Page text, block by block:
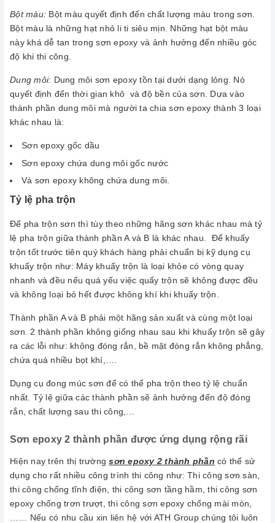
Bột màu: Bột màu quyết định đến chất lượng màu trong sơn.
Bột màu là những hạt nhỏ li ti siêu mịn. Những hạt bột màu
này khá dễ tan trong sơn epoxy và ảnh hưởng đến nhiều góc
độ khi thi công.
Dung môi: Dung môi sơn epoxy tồn tại dưới dạng lỏng. Nó
quyết định đến thời gian khô và độ bền của sơn. Dựa vào
thành phần dung môi mà người ta chia sơn epoxy thành 3 loại
khác nhau là:
Sơn epoxy gốc dầu
Sơn epoxy chứa dung môi gốc nước
Và sơn epoxy không chứa dung môi.
Tỷ lệ pha trộn
Để pha trộn sơn thì tùy theo những hãng sơn khác nhau mà tỷ
lệ pha trộn giữa thành phần A và B là khác nhau. Để khuấy
trộn tốt trước tiên quý khách hàng phải chuẩn bị kỹ dụng cụ
khuấy trộn như: Máy khuấy trộn là loại khỏe có vòng quay
nhanh và đều nếu quá yếu việc quấy trộn sẽ không được đều
và không loại bỏ hết được không khí khi khuấy trộn.
Thành phần A và B phải một hãng sản xuất và cùng một loại
sơn. 2 thành phần không giống nhau sau khi khuấy trộn sẽ gây
ra các lỗi như: không đóng rắn, bề mặt đóng rắn không phẳng,
chứa quá nhiều bọt khí,….
Dụng cụ đong múc sơn để có thể pha trộn theo tỷ lệ chuẩn
nhất. Tỷ lệ giữa các thành phần sẽ ảnh hưởng đến độ đóng
rắn, chất lượng sau thi công,…
Sơn epoxy 2 thành phần được ứng dụng rộng rãi
Hiện nay trên thị trườngsơn epoxy 2 thành phần có thể sử
dụng cho rất nhiều công trình thi công như: Thi công sơn sàn,
thi công chống tĩnh điện, thi công sơn tầng hầm, thi công sơn
epoxy chống trơn trượt, thi công sơn epoxy chống mài mòn,
…… Nếu có nhu cầu xin liên hệ với ATH Group chúng tôi luôn